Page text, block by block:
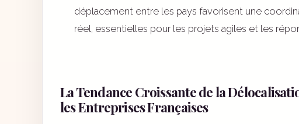
déplacement entre les pays favorisent une
réel, essentielles pour les projets agiles et les
La Tendance Croissante de la
les Entreprises Françaises